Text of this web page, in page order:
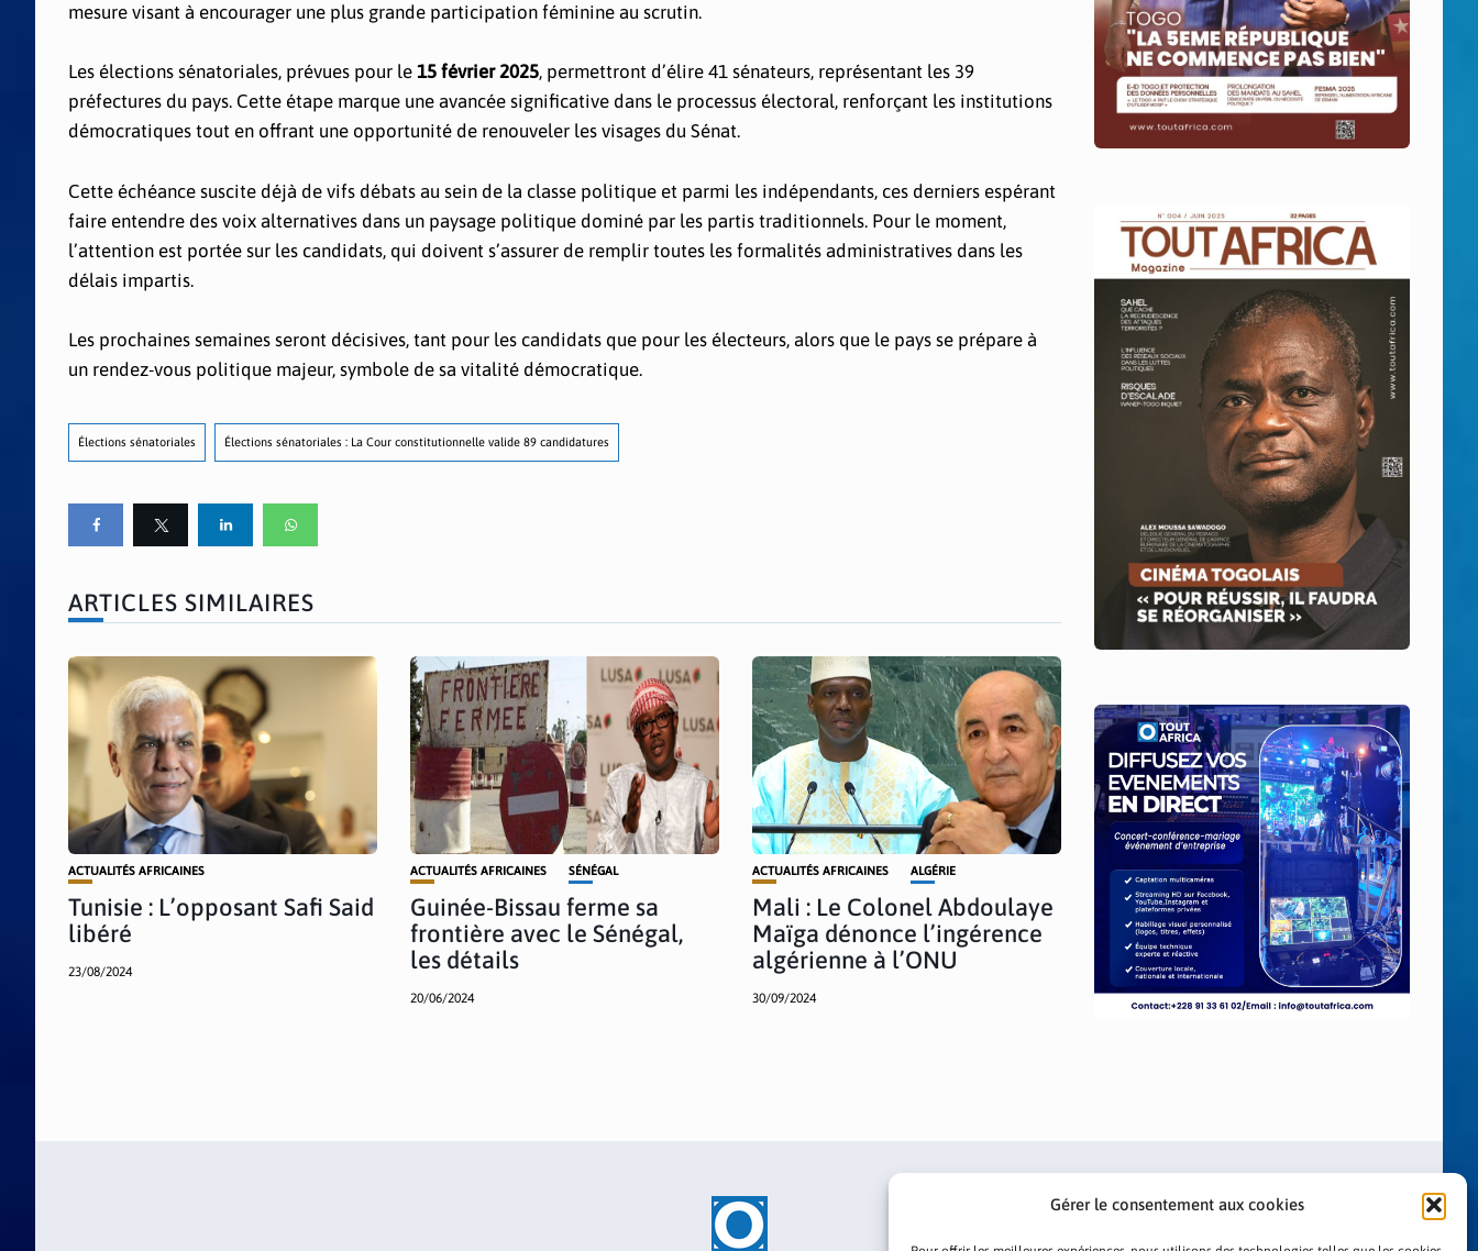
Gérer le consentement aux cookies
mesure visant à encourager une plus grande participation féminine au scrutin.
Les élections sénatoriales, prévues pour le 15 février 2025, permettront d’élire 41 sénateurs, représentant les 39
préfectures du pays. Cette étape marque une avancée significative dans le processus électoral, renforçant les institutions
démocratiques tout en offrant une opportunité de renouveler les visages du Sénat.
Cette échéance suscite déjà de vifs débats au sein de la classe politique et parmi les indépendants, ces derniers espérant
faire entendre des voix alternatives dans un paysage politique dominé par les partis traditionnels. Pour le moment,
l’attention est portée sur les candidats, qui doivent s’assurer de remplir toutes les formalités administratives dans les
délais impartis.
Les prochaines semaines seront décisives, tant pour les candidats que pour les électeurs, alors que le pays se prépare à
un rendez-vous politique majeur, symbole de sa vitalité démocratique.
Élections sénatoriales Élections sénatoriales : La Cour constitutionnelle valide 89 candidatures
ARTICLES SIMILAIRES
ACTUALITÉS AFRICAINES
Tunisie : L’opposant Safi Said
libéré
23/08/2024
ACTUALITÉS AFRICAINES SÉNÉGAL
Guinée-Bissau ferme sa
frontière avec le Sénégal,
les détails
20/06/2024
ACTUALITÉS AFRICAINES ALGÉRIE
Mali : Le Colonel Abdoulaye
Maïga dénonce l’ingérence
algérienne à l’ONU
30/09/2024